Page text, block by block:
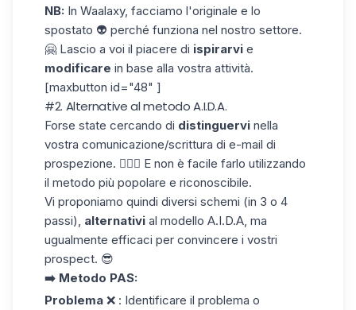
NB: In Waalaxy, facciamo l'originale e lo
spostato 👽 perché funziona nel nostro settore.
🤗 Lascio a voi il piacere di ispirarvi e
modificare in base alla vostra attività.
[maxbutton id="48" ]
#2. Alternative al metodo A.I.D.A.
Forse state cercando di distinguervi nella
vostra comunicazione/scrittura di e-mail di
prospezione. 🤷🏻‍♀️ E non è facile farlo utilizzando
il metodo più popolare e riconoscibile.
Vi proponiamo quindi diversi schemi (in 3 o 4
passi), alternativi al modello A.I.D.A, ma
ugualmente efficaci per convincere i vostri
prospect. 😎
➡️ Metodo PAS:
Problema ❌ : Identificare il problema o